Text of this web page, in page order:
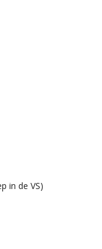
in de VS)